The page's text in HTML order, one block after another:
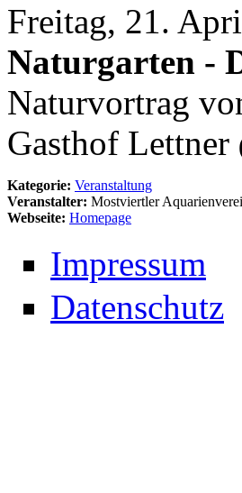
Freitag, 21.
Naturgarten -
Naturvortrag
Gasthof Lettner
Kategorie: Veranstaltung
Veranstalter: Mostviertler
Webseite: Homepage
Impressum
Datenschutz